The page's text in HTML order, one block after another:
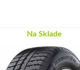
Na Sklade